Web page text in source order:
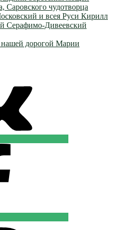
Саровского чудотворца
и всея Руси Кирилл
Серафимо-Дивеевский
дорогой Марии